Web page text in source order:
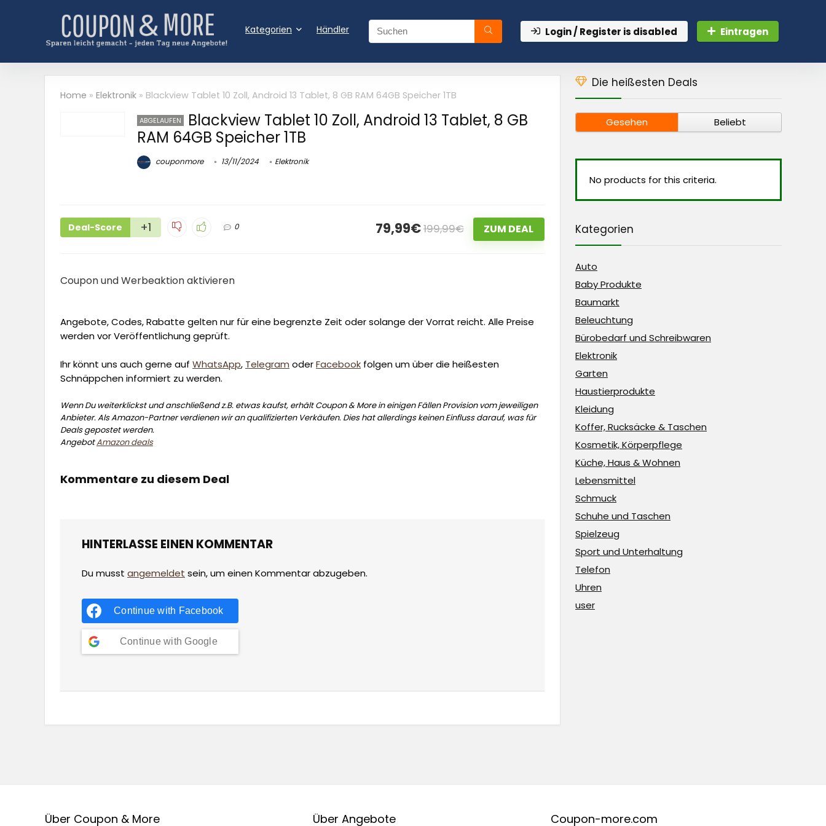
Kategorien Händler Login / Register is disabled Eintragen
Home » Elektronik » Blackview Tablet 10 Zoll, Android 13 Tablet, 8 GB RAM 64GB Speicher 1TB
ABGELAUFEN
Blackview Tablet 10 Zoll, Android 13 Tablet, 8 GB
RAM 64GB Speicher 1TB
couponmore 13/11/2024 Elektronik
Deal-Score +1 0 79,99€199,99€ ZUM DEAL
Coupon und Werbeaktion aktivieren
Angebote, Codes, Rabatte gelten nur für eine begrenzte Zeit oder solange der Vorrat reicht. Alle Preise
werden vor Veröffentlichung geprüft.
Ihr könnt uns auch gerne auf WhatsApp, Telegram oderFacebook folgen um über die heißesten
Schnäppchen informiert zu werden.
Wenn Du weiterklickst und anschließend z.B. etwas kaufst, erhält Coupon & More in einigen Fällen Provision vom jeweiligen
Anbieter. Als Amazon-Partner verdienen wir an qualifizierten Verkäufen. Dies hat allerdings keinen Einfluss darauf, was für
Deals gepostet werden.
AngebotAmazon deals
Kommentare zu diesem Deal
HINTERLASSE EINEN KOMMENTAR
Du musst angemeldet sein, um einen Kommentar abzugeben.
Continue with Facebook
Continue with Google
Die heißesten Deals
Gesehen Beliebt
No products for this criteria.
Kategorien
Auto
Baby Produkte
Baumarkt
Beleuchtung
Bürobedarf und Schreibwaren
Elektronik
Garten
Haustierprodukte
Kleidung
Koffer, Rucksäcke & Taschen
Kosmetik, Körperpflege
Küche, Haus & Wohnen
Lebensmittel
Schmuck
Schuhe und Taschen
Spielzeug
Sport und Unterhaltung
Telefon
Uhren
user
Über Coupon & More Über Angebote Coupon-more.com